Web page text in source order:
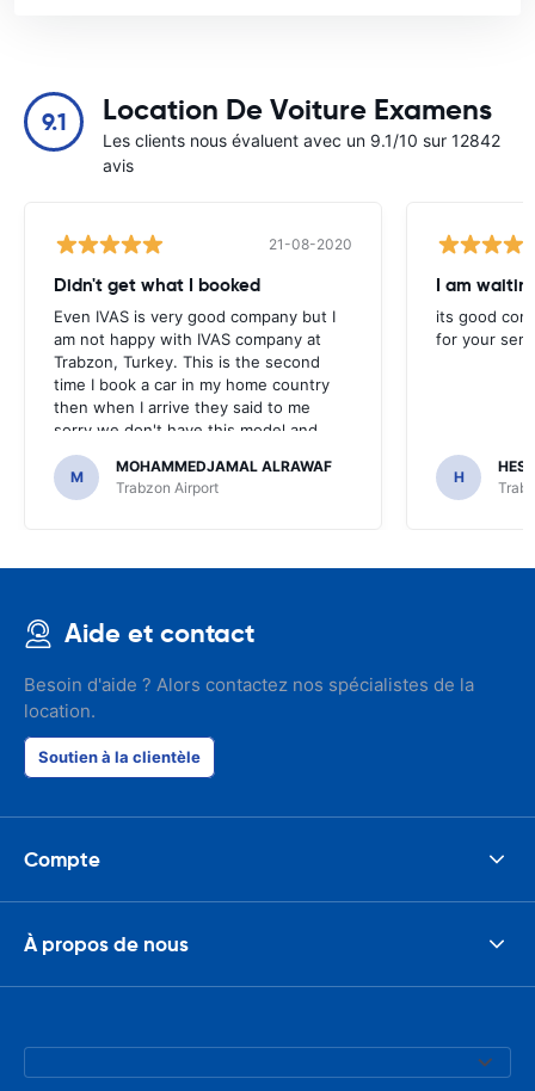
9.1 Location De Voiture Examens
Les clients nous évaluent avec un 9.1/10 sur 12842
avis
21-08-2020
Didn't get what I booked
Even IVAS is very good company but I
am not happy with IVAS company at
Trabzon, Turkey. This is the second
time I book a car in my home country
then when I arrive they said to me
sorry we don't have this model and
they force me to get deferent and
higher model with higher price.
M
MOHAMMEDJAMAL ALRAWAF
Trabzon Airport
its good
for your
H
Aide et contact
Besoin d'aide ? Alors contactez nos spécialistes de la
location.
Soutien à la clientèle
Compte
À propos de nous